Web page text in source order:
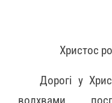
Христос
Дорогі у